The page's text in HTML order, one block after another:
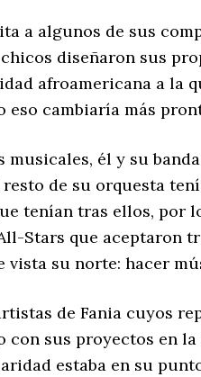
a algunos de sus
diseñaron sus
afroamericana a la
cambiaría más
él y su
de su orquesta
tenían tras ellos, por
Stars que aceptaron
su norte: hacer
de Fania cuyos
sus proyectos en
estaba en su